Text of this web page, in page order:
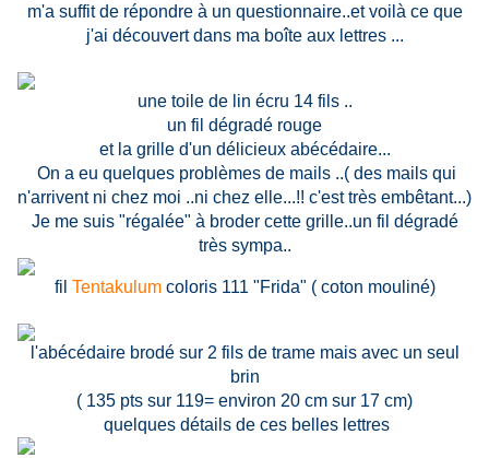
m'a suffit de répondre à un questionnaire..et voilà ce que
j'ai découvert dans ma boîte aux lettres ...
une toile de lin écru 14 fils ..
un fil dégradé rouge
et la grille d'un délicieux abécédaire...
On a eu quelques problèmes de mails ..( des mails qui
n'arrivent ni chez moi ..ni chez elle...!! c'est très embêtant...)
Je me suis "régalée" à broder cette grille..un fil dégradé
très sympa..
fil Tentakulumcoloris 111 "Frida" ( coton mouliné)
l'abécédaire brodé sur 2 fils de trame mais avec un seul
brin
( 135 pts sur 119= environ 20 cm sur 17 cm)
quelques détails de ces belles lettres